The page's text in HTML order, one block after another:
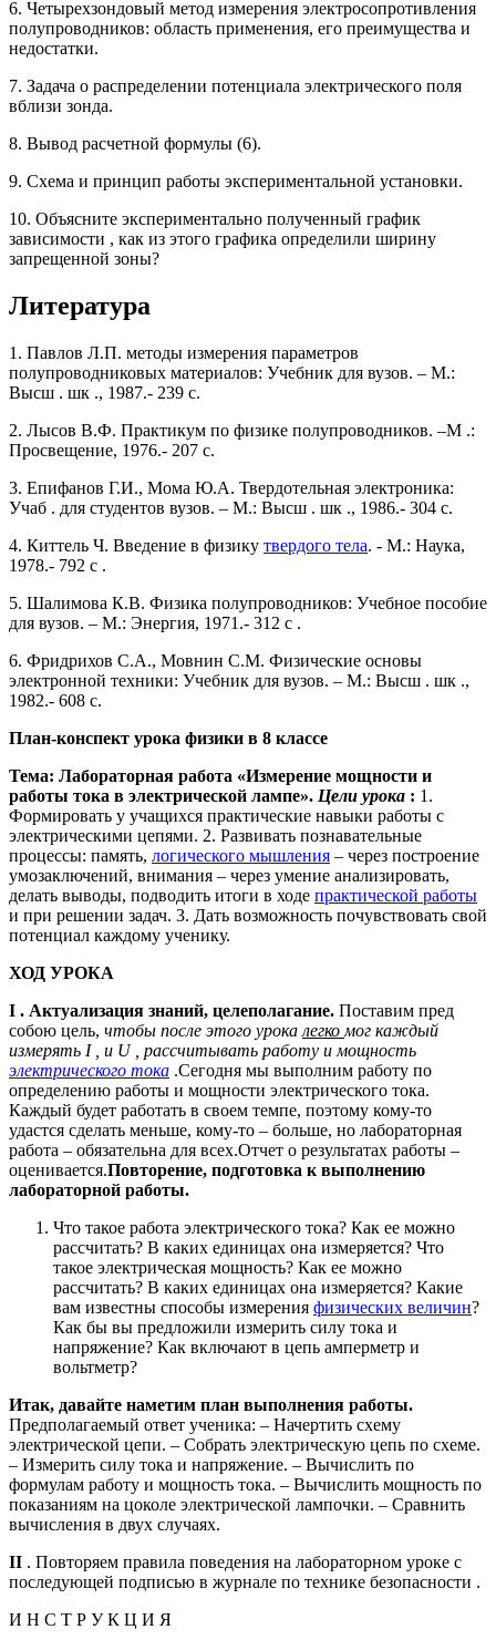
6. Четырехзондовый метод измерения электросопротивления
полупроводников: область применения, его преимущества и
недостатки.
7. Задача о распределении потенциала электрического поля
вблизи зонда.
8. Вывод расчетной формулы (6).
9. Схема и принцип работы экспериментальной установки.
10. Объясните экспериментально полученный график
зависимости , как из этого графика определили ширину
запрещенной зоны?
Литература
1. Павлов Л.П. методы измерения параметров
полупроводниковых материалов: Учебник для вузов. – М.:
Высш . шк ., 1987.- 239 с.
2. Лысов В.Ф. Практикум по физике полупроводников. –М .:
Просвещение, 1976.- 207 с.
3. Епифанов Г.И., Мома Ю.А. Твердотельная электроника:
Учаб . для студентов вузов. – М.: Высш . шк ., 1986.- 304 с.
4. Киттель Ч. Введение в физику твердого тела. - М.: Наука,
1978.- 792 с .
5. Шалимова К.В. Физика полупроводников: Учебное пособие
для вузов. – М.: Энергия, 1971.- 312 с .
6. Фридрихов С.А., Мовнин С.М. Физические основы
электронной техники: Учебник для вузов. – М.: Высш . шк .,
1982.- 608 с.
План-конспект урока физики в 8 классе
Тема: Лабораторная работа «Измерение мощности и
работы тока в электрической лампе». Цели урока : 1.
Формировать у учащихся практические навыки работы с
электрическими цепями. 2. Развивать познавательные
процессы: память, логического мышления – через построение
умозаключений, внимания – через умение анализировать,
делать выводы, подводить итоги в ходе практической работы
и при решении задач. 3. Дать возможность почувствовать свой
потенциал каждому ученику.
ХОД УРОКА
I . Актуализация знаний, целеполагание. Поставим пред
собою цель, чтобы после этого урока легко мог каждый
измерять I , и U
, рассчитывать работу и мощность
электрического тока .Сегодня мы выполним работу по
определению работы и мощности электрического тока.
Каждый будет работать в своем темпе, поэтому кому-то
удастся сделать меньше, кому-то – больше, но лабораторная
работа – обязательна для всех.Отчет о результатах работы –
оценивается.Повторение, подготовка к выполнению
лабораторной работы.
Что такое работа электрического тока? Как ее можно
рассчитать? В каких единицах она измеряется? Что
такое электрическая мощность? Как ее можно
рассчитать? В каких единицах она измеряется? Какие
вам известны способы измерения физических величин?
Как бы вы предложили измерить силу тока и
напряжение? Как включают в цепь амперметр и
вольтметр?
Итак, давайте наметим план выполнения работы.
Предполагаемый ответ ученика: – Начертить схему
электрической цепи. – Собрать электрическую цепь по схеме.
– Измерить силу тока и напряжение. – Вычислить по
формулам работу и мощность тока. – Вычислить мощность по
показаниям на цоколе электрической лампочки. – Сравнить
вычисления в двух случаях.
II . Повторяем правила поведения на лабораторном уроке с
последующей подписью в журнале по технике безопасности .
И Н С Т Р У К Ц И Я